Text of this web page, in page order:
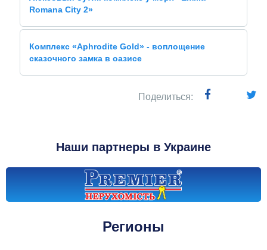
Romana City 2»
Комплекс «Aphrodite Gold» - воплощение
сказочного замка в оазисе
Поделиться:
Наши партнеры в Украине
Регионы